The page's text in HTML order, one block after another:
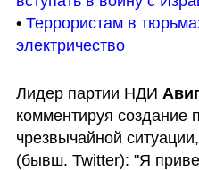
• Террористам в
электричество
Лидер партии НДИ
комментируя создание
чрезвычайной
(бывш. Twitter): "Я